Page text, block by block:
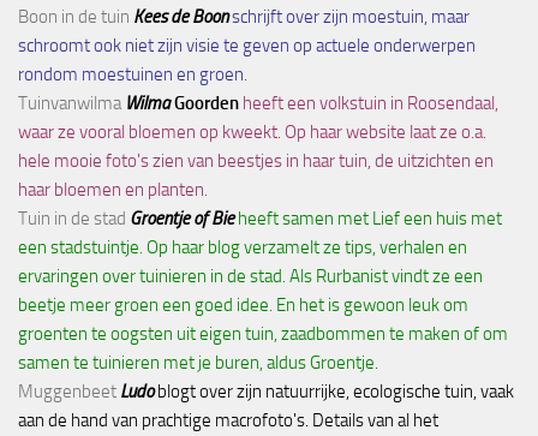
Boon in de tuin Kees de Boonschrijft over zijn moestuin, maar
schroomt ook niet zijn visie te geven op actuele onderwerpen
rondom moestuinen en groen.
Tuinvanwilma WilmaGoorden heeft een volkstuin in Roosendaal,
waar ze vooral bloemen op kweekt. Op haar website laat ze o.a.
hele mooie foto's zien van beestjes in haar tuin, de uitzichten en
haar bloemen en planten.
Tuin in de stad Groentje of Bie heeft samen met Lief een huis met
een stadstuintje. Op haar blog verzamelt ze tips, verhalen en
ervaringen over tuinieren in de stad. Als Rurbanist vindt ze een
beetje meer groen een goed idee. En het is gewoon leuk om
groenten te oogsten uit eigen tuin, zaadbommen te maken of om
samen te tuinieren met je buren, aldus Groentje.
Muggenbeet Ludoblogt over zijn natuurrijke, ecologische tuin, vaak
aan de hand van prachtige macrofoto's. Details van al het